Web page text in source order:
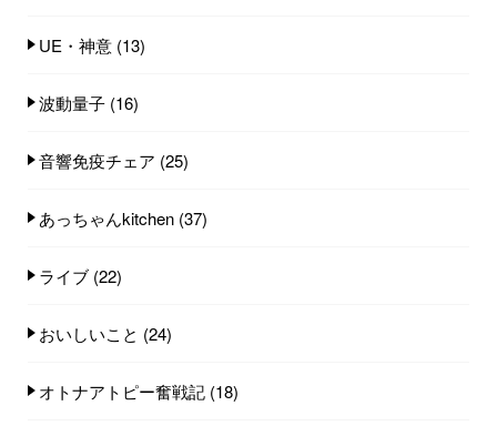
UE・神意 (13)
波動量子 (16)
音響免疫チェア (25)
あっちゃんkitchen (37)
ライブ (22)
おいしいこと (24)
オトナアトピー奮戦記 (18)